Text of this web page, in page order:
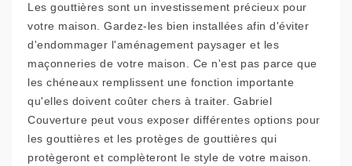
Les gouttières sont un investissement précieux pour
votre maison. Gardez-les bien installées afin d'éviter
d'endommager l'aménagement paysager et les
maçonneries de votre maison. Ce n'est pas parce que
les chéneaux remplissent une fonction importante
qu'elles doivent coûter chers à traiter. Gabriel
Couverture peut vous exposer différentes options pour
les gouttières et les protèges de gouttières qui
protègeront et complèteront le style de votre maison.